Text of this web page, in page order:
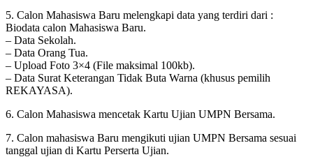
5. Calon Mahasiswa Baru melengkapi data yang terdiri dari :
Biodata calon Mahasiswa Baru.
– Data Sekolah.
– Data Orang Tua.
– Upload Foto 3×4 (File maksimal 100kb).
– Data Surat Keterangan Tidak Buta Warna (khusus pemilih
REKAYASA).
6. Calon Mahasiswa mencetak Kartu Ujian UMPN Bersama.
7. Calon mahasiswa Baru mengikuti ujian UMPN Bersama sesuai
tanggal ujian di Kartu Perserta Ujian.